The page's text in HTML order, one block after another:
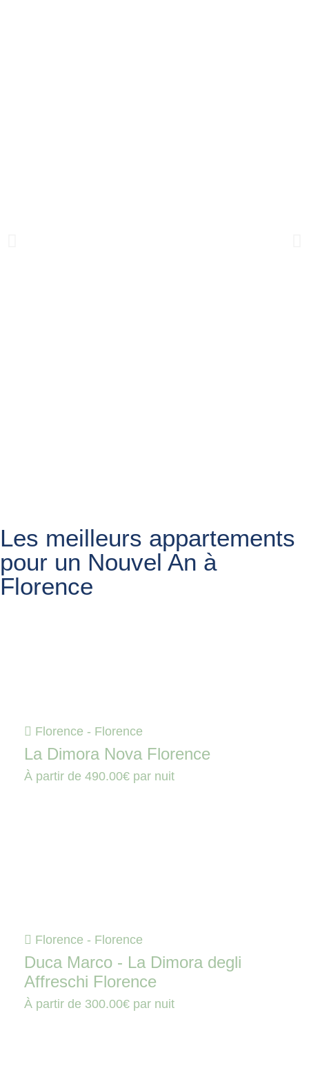
Les meilleurs appartements
pour un Nouvel An à
Florence
Florence - Florence
La Dimora Nova Florence
À partir de 490.00€ par nuit
Florence - Florence
Duca Marco - La Dimora degli
Affreschi Florence
À partir de 300.00€ par nuit